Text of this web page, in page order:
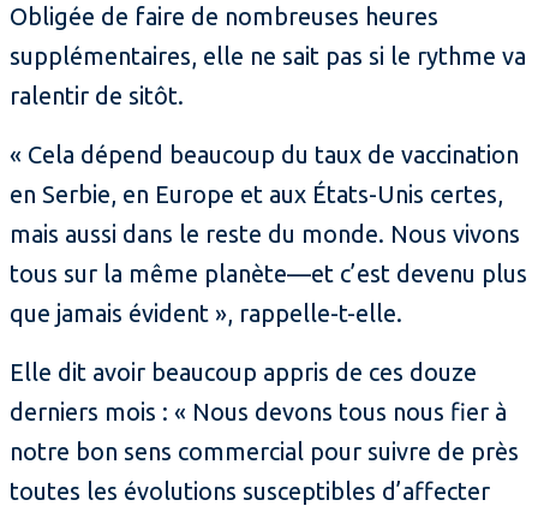
Obligée de faire de nombreuses heures
supplémentaires, elle ne sait pas si le rythme va
ralentir de sitôt.
« Cela dépend beaucoup du taux de vaccination
en Serbie, en Europe et aux États-Unis certes,
mais aussi dans le reste du monde. Nous vivons
tous sur la même planète—et c’est devenu plus
que jamais évident », rappelle-t-elle.
Elle dit avoir beaucoup appris de ces douze
derniers mois : « Nous devons tous nous fier à
notre bon sens commercial pour suivre de près
toutes les évolutions susceptibles d’affecter